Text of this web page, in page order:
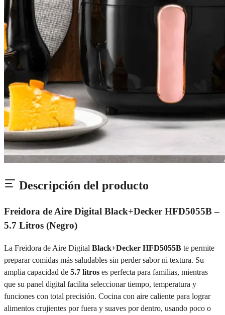
Descripción del producto
Freidora de Aire Digital Black+Decker HFD5055B –
5.7 Litros (Negro)
La Freidora de Aire Digital Black+Decker HFD5055B te permite
preparar comidas más saludables sin perder sabor ni textura. Su
amplia capacidad de 5.7 litros es perfecta para familias, mientras
que su panel digital facilita seleccionar tiempo, temperatura y
funciones con total precisión. Cocina con aire caliente para lograr
alimentos crujientes por fuera y suaves por dentro, usando poco o